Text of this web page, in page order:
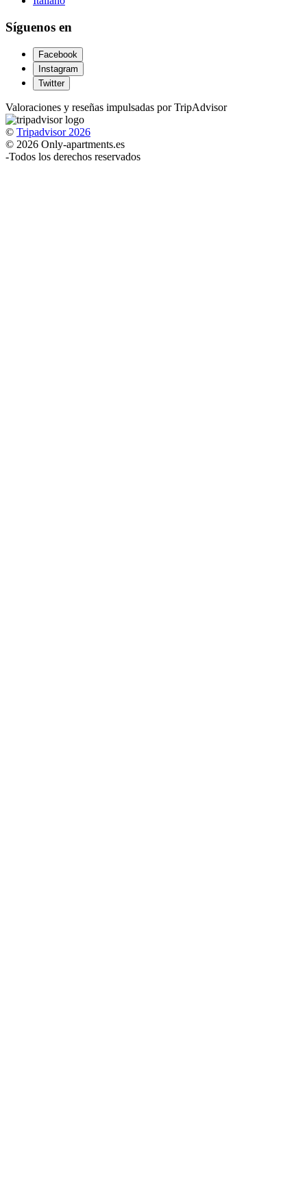
Síguenos en
Facebook
Instagram
Twitter
Valoraciones y reseñas impulsadas por TripAdvisor
© Tripadvisor 2026
© 2026 Only-apartments.es
-Todos los derechos reservados